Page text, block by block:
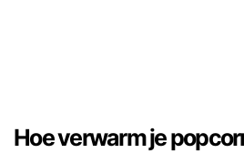
Hoe verwarm je